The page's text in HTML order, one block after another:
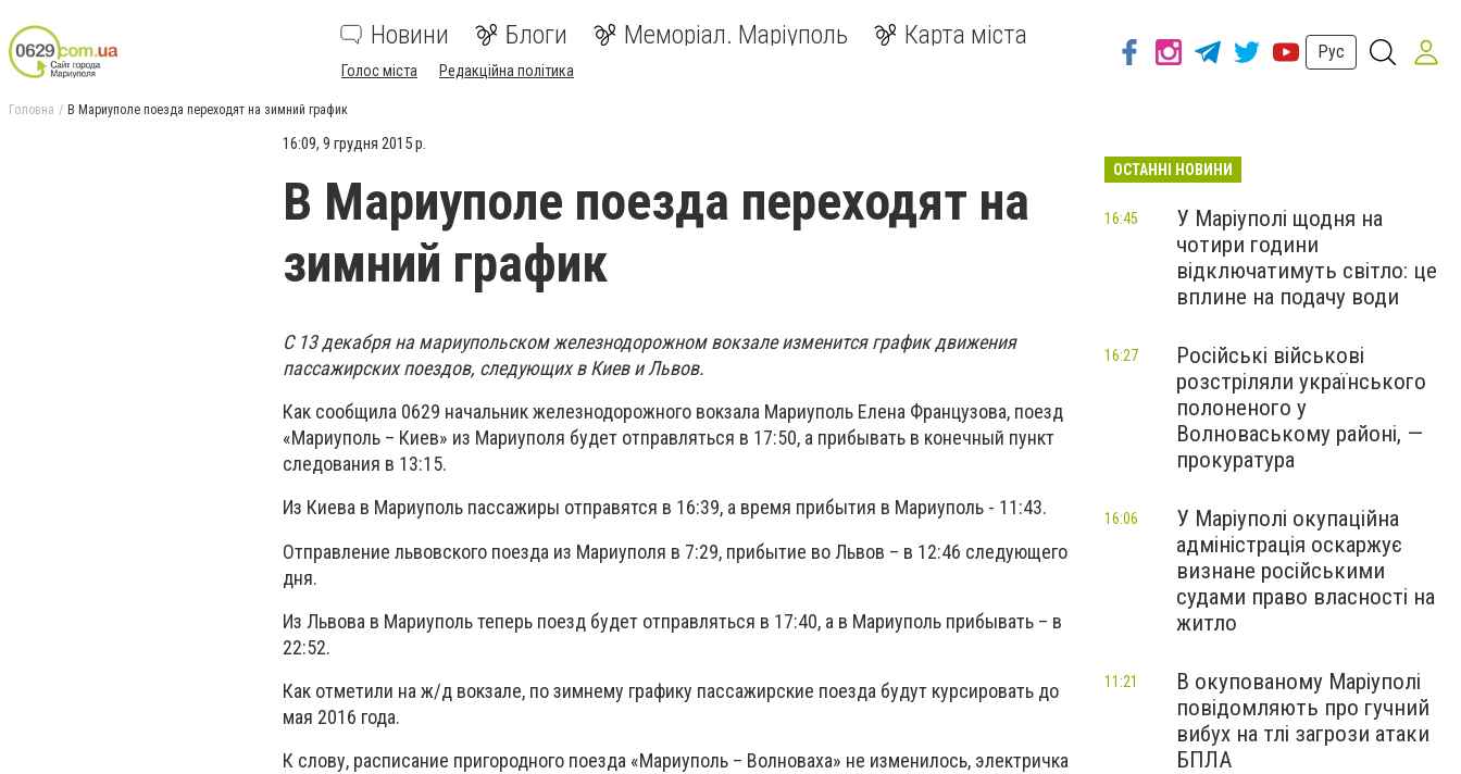
Новини Блоги Меморіал. Маріуполь Карта міста
Голос міста Редакційна політика
Рус
Головна В Мариуполе поезда переходят на зимний график
16:09, 9 грудня 2015 р.
В Мариуполе поезда переходят на
зимний график
С 13 декабря на мариупольском железнодорожном вокзале изменится график движения
пассажирских поездов, следующих в Киев и Львов.
Как сообщила 0629 начальник железнодорожного вокзала Мариуполь Елена Французова, поезд
«Мариуполь – Киев» из Мариуполя будет отправляться в 17:50, а прибывать в конечный пункт
следования в 13:15.
Из Киева в Мариуполь пассажиры отправятся в 16:39, а время прибытия в Мариуполь - 11:43.
Отправление львовского поезда из Мариуполя в 7:29, прибытие во Львов – в 12:46 следующего
дня.
Из Львова в Мариуполь теперь поезд будет отправляться в 17:40, а в Мариуполь прибывать – в
22:52.
Как отметили на ж/д вокзале, по зимнему графику пассажирские поезда будут курсировать до
мая 2016 года.
К слову, расписание пригородного поезда «Мариуполь – Волноваха» не изменилось, электричка
ОСТАННІ НОВИНИ
У Маріуполі щодня на
чотири години
відключатимуть світло: це
вплине на подачу води
16:45
Російські військові
розстріляли українського
полоненого у
Волноваському районі, —
прокуратура
16:27
У Маріуполі окупаційна
адміністрація оскаржує
визнане російськими
судами право власності на
житло
16:06
В окупованому Маріуполі
повідомляють про гучний
вибух на тлі загрози атаки
БПЛА
11:21